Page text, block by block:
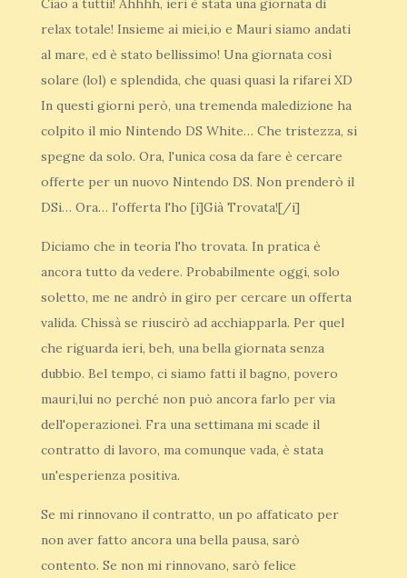
Ciao a tuttii! Ahhhh, ieri è stata una giornata di
relax totale! Insieme ai miei,io e Mauri siamo andati
al mare, ed è stato bellissimo! Una giornata così
solare (lol) e splendida, che quasi quasi la rifarei XD
In questi giorni però, una tremenda maledizione ha
colpito il mio Nintendo DS White… Che tristezza, si
spegne da solo. Ora, l'unica cosa da fare è cercare
offerte per un nuovo Nintendo DS. Non prenderò il
DSi… Ora… l'offerta l'ho [i]Già Trovata![/i]
Diciamo che in teoria l'ho trovata. In pratica è
ancora tutto da vedere. Probabilmente oggi, solo
soletto, me ne andrò in giro per cercare un offerta
valida. Chissà se riuscirò ad acchiapparla. Per quel
che riguarda ieri, beh, una bella giornata senza
dubbio. Bel tempo, ci siamo fatti il bagno, povero
mauri,lui no perché non può ancora farlo per via
dell'operazioneì. Fra una settimana mi scade il
contratto di lavoro, ma comunque vada, è stata
un'esperienza positiva.
Se mi rinnovano il contratto, un po affaticato per
non aver fatto ancora una bella pausa, sarò
contento. Se non mi rinnovano, sarò felice